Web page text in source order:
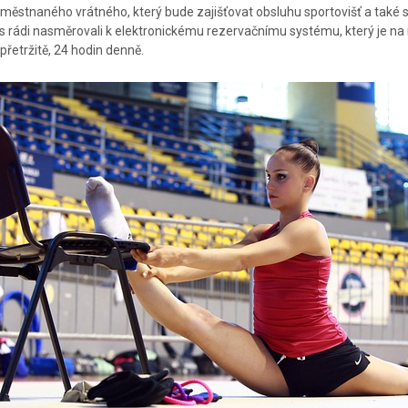
vrátného, který bude zajišťovat obsluhu sportovišť a
rádi nasměrovali k elektronickému rezervačnímu systému, který je
24 hodin denně.